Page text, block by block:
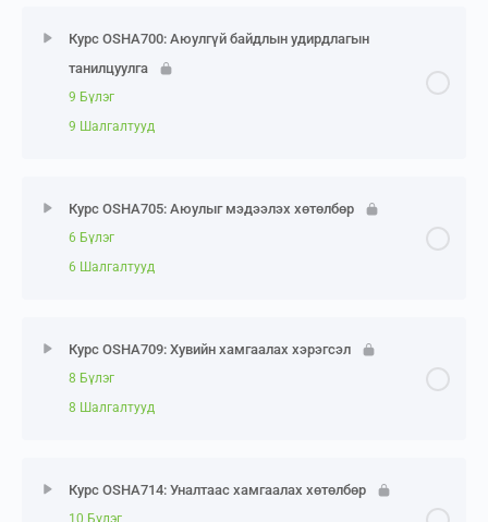
Курс OSHA700: Аюулгүй байдлын удирдлагын
танилцуулга
9 Бүлэг
9 Шалгалтууд
Модуль 2: Удирдлага ба ажилчдын хариуцлага
Модуль 3: Удирдлагын хариуцлага
Курс OSHA705: Аюулыг мэдээлэх хөтөлбөр
6 Бүлэг
6 Шалгалтууд
Модуль 2: Ажлын байрыг шинжлэх нь
Курс OSHA709: Хувийн хамгаалах хэрэгсэл
8 Бүлэг
8 Шалгалтууд
Курс OSHA714: Уналтаас хамгаалах хөтөлбөр